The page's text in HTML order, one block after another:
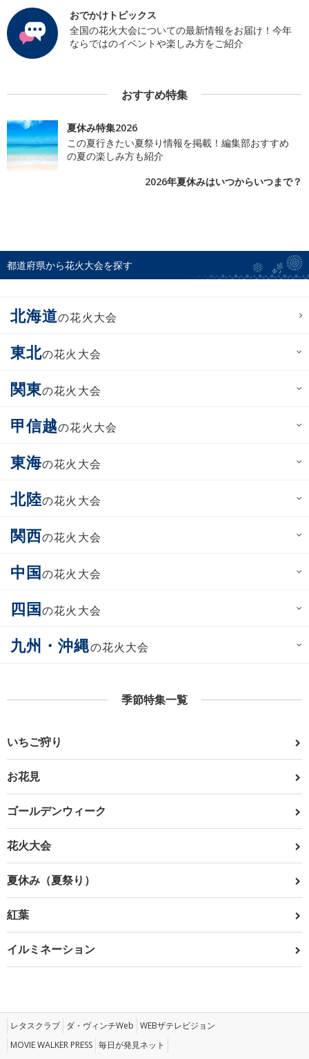
おでかけトピックス
全国の花火大会についての最新情報をお届け！今年
ならではのイベントや楽しみ方をご紹介
おすすめ特集
夏休み特集2026
この夏行きたい夏祭り情報を掲載！編集部おすすめ
の夏の楽しみ方も紹介
2026年夏休みはいつからいつまで？
都道府県から花火大会を探す
北海道の花火大会
東北の花火大会
関東の花火大会
甲信越の花火大会
東海の花火大会
北陸の花火大会
関西の花火大会
中国の花火大会
四国の花火大会
九州・沖縄の花火大会
季節特集一覧
いちご狩り
お花見
ゴールデンウィーク
花火大会
夏休み（夏祭り）
紅葉
イルミネーション
レタスクラブ ダ・ヴィンチWeb WEBザテレビジョン
MOVIE WALKER PRESS 毎日が発見ネット